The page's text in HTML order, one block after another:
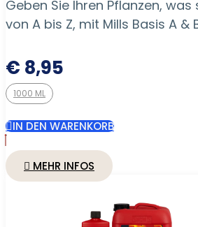
Geben Sie Ihren Pflanzen,
von A bis Z, mit Mills Basis A &
€ 8,95
1000 ML
IN DEN WARENKORB
MEHR INFOS